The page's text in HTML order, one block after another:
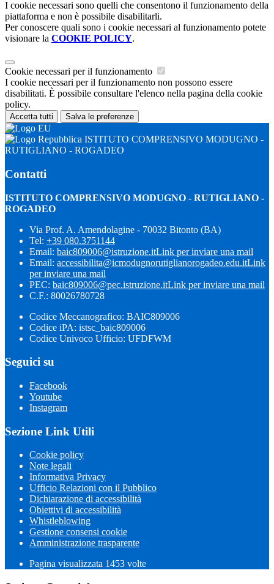
I cookie necessari sono quelli che consentono il funzionamento della
piattaforma e non è possibile disabilitarli.
Per conoscere quali sono i cookie necessari al funzionamento potete
visionare la COOKIE POLICY.
Cookie necessari per il funzionamento
I cookie necessari per il funzionamento non possono essere
disabilitati. È possibile consultare l'elenco nella pagina della cookie
policy.
Accetta tutti Salva le preferenze
ISTITUTO COMPRENSIVO MODUGNO -
RUTIGLIANO - ROGADEO
Contatti
ISTITUTO COMPRENSIVO MODUGNO - RUTIGLIANO -
ROGADEO
Via Prof. A. Amendolagine - 70032 Bitonto (BA)
Tel: +39 080.3751144
Email: baic809006@istruzione.itLink per inviare una mail
Email: accessibilita@icmodugnorutiglianorogadeo.edu.itLink
per inviare una mail
PEC: baic809006@pec.istruzione.itLink per inviare una mail
C.F.: 80026780728
Codice Meccanografico: BAIC809006
Codice iPA: istsc_baic809006
Codice Univoco Ufficio: UFDFWM
Seguici su
Facebook
Youtube
Instagram
Sezione Link Utili
Cookie policy
Note legali
Informativa Privacy
Ufficio Relazioni con il Pubblico
Dichiarazione di accessibilità
Obiettivi di accessibilità
Whistleblowing
Gestione consensi cookie
Amministrazione trasparente
Pagina visualizzata 1453 volte